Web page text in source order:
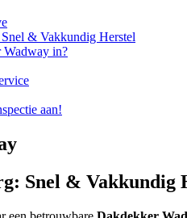
& Vakkundig Herstel
Wadway in?
aan!
Snel & Vakkundig